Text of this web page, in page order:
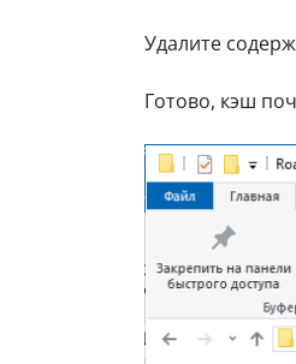
Удалите
Готово, кэш